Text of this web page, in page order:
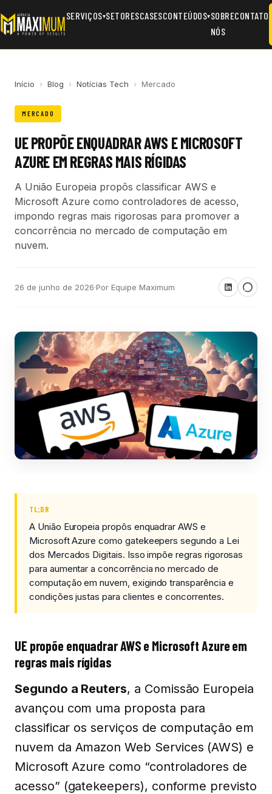
SERVIÇOS▾SETORESCASESCONTEÚDOS▾SOBRE
NÓS
CONTATO
Início › Blog › Notícias Tech › Mercado
MERCADO
UE PROPÕE ENQUADRAR AWS E MICROSOFT
AZURE EM REGRAS MAIS RÍGIDAS
A União Europeia propôs classificar AWS e
Microsoft Azure como controladores de acesso,
impondo regras mais rigorosas para promover a
concorrência no mercado de computação em
nuvem.
26 de junho de 2026·Por Equipe Maximum
TL;DR
A União Europeia propôs enquadrar AWS e
Microsoft Azure como gatekeepers segundo a Lei
dos Mercados Digitais. Isso impõe regras rigorosas
para aumentar a concorrência no mercado de
computação em nuvem, exigindo transparência e
condições justas para clientes e concorrentes.
UE propõe enquadrar AWS e Microsoft Azure em
regras mais rígidas
Segundo a Reuters, a Comissão Europeia
avançou com uma proposta para
classificar os serviços de computação em
nuvem da Amazon Web Services (AWS) e
Microsoft Azure como “controladores de
acesso” (gatekeepers), conforme previsto